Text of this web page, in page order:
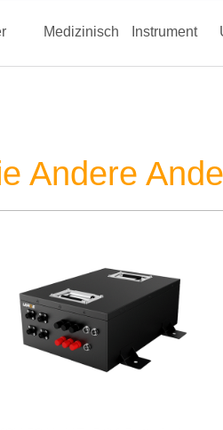
Medizinisch Instrument
Andere